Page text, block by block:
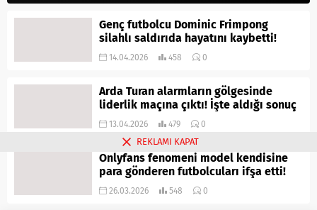
Genç futbolcu Dominic Frimpong
silahlı saldırıda hayatını kaybetti!
14.04.2026 458 0
Arda Turan alarmların gölgesinde
liderlik maçına çıktı! İşte aldığı sonuç
13.04.2026 479 0
Onlyfans fenomeni model kendisine
para gönderen futbolcuları ifşa etti!
26.03.2026 548 0
REKLAMI KAPAT